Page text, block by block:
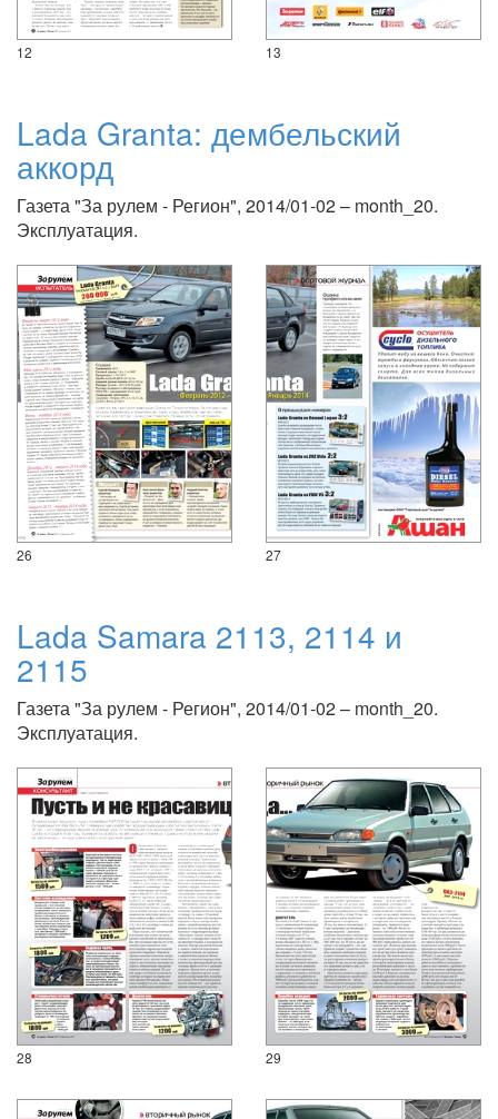
12 13
Lada Granta: дембельский
аккорд
Газета "За рулем - Регион", 2014/01-02 – month_20.
Эксплуатация.
26 27
Lada Samara 2113, 2114 и
2115
Газета "За рулем - Регион", 2014/01-02 – month_20.
Эксплуатация.
28 29